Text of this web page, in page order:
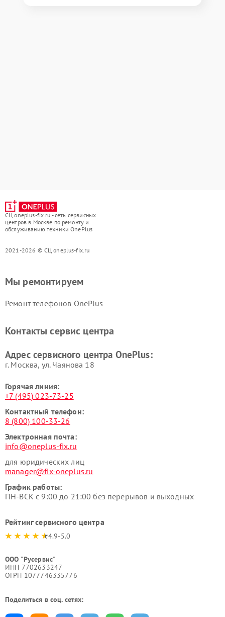
СЦ oneplus-fix.ru - сеть сервисных
центров в Москве по ремонту и
обслуживанию техники OnePlus
2021-2026 © СЦ oneplus-fix.ru
Мы ремонтируем
Ремонт телефонов OnePlus
Контакты сервис центра
Адрес сервисного центра OnePlus:
г. Москва, ул. Чаянова 18
Горячая линия:
+7 (495) 023-73-25
Контактный телефон:
8 (800) 100-33-26
Электронная почта:
info@oneplus-fix.ru
для юридических лиц
manager@fix-oneplus.ru
График работы:
ПН-ВСК с 9:00 до 21:00 без перерывов и выходных
Рейтинг сервисного центра
4.9-5.0
ООО "Русервис"
ИНН 7702633247
ОГРН 1077746335776
Поделиться в соц. сетях: